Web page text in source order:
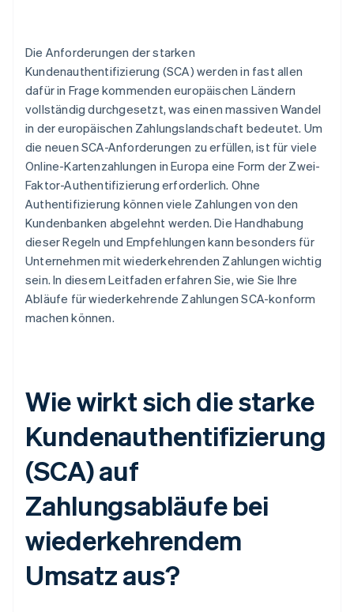
5. Ad-hoc-Zahlungen
Berichterstattung
Die Anforderungen der starken
Kundenauthentifizierung (SCA) werden in fast allen
dafür in Frage kommenden europäischen Ländern
vollständig durchgesetzt, was einen massiven Wandel
in der europäischen Zahlungslandschaft bedeutet. Um
die neuen SCA-Anforderungen zu erfüllen, ist für viele
Online-Kartenzahlungen in Europa eine Form der Zwei-
Faktor-Authentifizierung erforderlich. Ohne
Authentifizierung können viele Zahlungen von den
Kundenbanken abgelehnt werden. Die Handhabung
dieser Regeln und Empfehlungen kann besonders für
Unternehmen mit wiederkehrenden Zahlungen wichtig
sein. In diesem Leitfaden erfahren Sie, wie Sie Ihre
Abläufe für wiederkehrende Zahlungen SCA-konform
machen können.
Wie wirkt sich die starke
Kundenauthentifizierung
(SCA) auf
Zahlungsabläufe bei
wiederkehrendem
Umsatz aus?